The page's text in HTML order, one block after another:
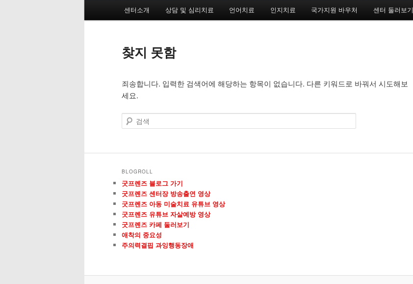
첫
째
컨
츠
로
뛰
어
넘
기
두
째
컨
츠
로
뛰
어
넘
기
센터소개 상담 및 심리치료 언어치료 인지치료 국가지원 바우처 센터 둘러보기
찾지 못함
죄송합니다. 입력한 검색어에 해당하는 항목이 없습니다. 다른 키워드로 바꿔서 시도해보
세요.
검
색
BLOGROLL
굿프렌즈 블로그 가기
굿프렌즈 센터장 방송출연 영상
굿프렌즈 아동 미술치료 유튜브 영상
굿프렌즈 유튜브 자살예방 영상
굿프렌즈 카페 둘러보기
애착의 중요성
주의력결핍 과잉행동장애